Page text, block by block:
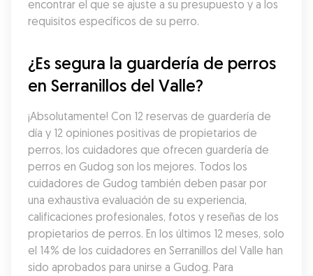
encontrar el que se ajuste a su presupuesto y a los
requisitos específicos de su perro.
¿Es segura la guardería de perros
en Serranillos del Valle?
¡Absolutamente! Con 12 reservas de guardería de
día y 12 opiniones positivas de propietarios de
perros, los cuidadores que ofrecen guardería de
perros en Gudog son los mejores. Todos los
cuidadores de Gudog también deben pasar por
una exhaustiva evaluación de su experiencia,
calificaciones profesionales, fotos y reseñas de los
propietarios de perros. En los últimos 12 meses, solo
el 14% de los cuidadores en Serranillos del Valle han
sido aprobados para unirse a Gudog. Para